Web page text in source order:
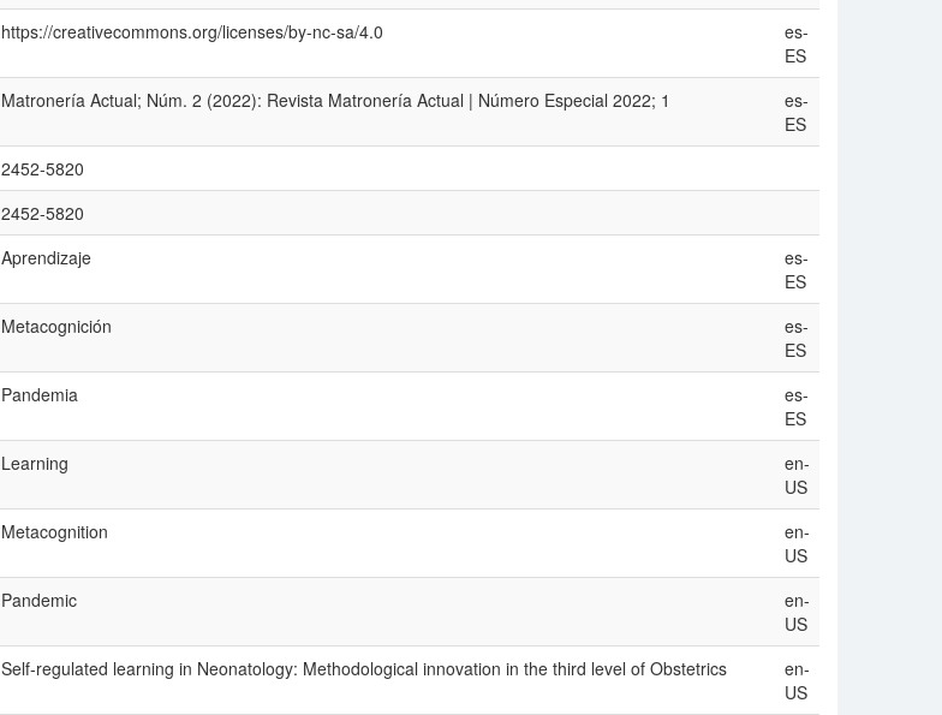
https://creativecommons.org/licenses/by-nc-sa/4.0
es-
ES
Matronería Actual; Núm. 2 (2022): Revista Matronería Actual | Número Especial 2022; 1
es-
ES
2452-5820
2452-5820
Aprendizaje
es-
ES
Metacognición
es-
ES
Pandemia
es-
ES
Learning
en-
US
Metacognition
en-
US
Pandemic
en-
US
Self-regulated learning in Neonatology: Methodological innovation in the third level of Obstetrics
en-
US